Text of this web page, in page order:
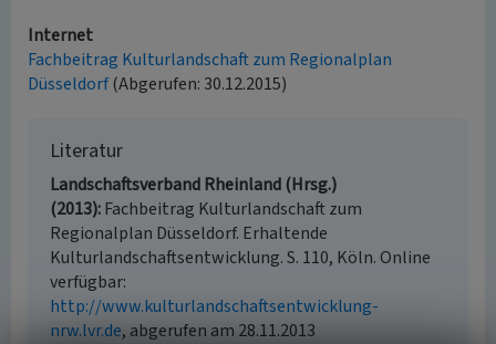
Internet
Fachbeitrag Kulturlandschaft zum Regionalplan
Düsseldorf(Abgerufen: 30.12.2015)
Literatur
Landschaftsverband Rheinland (Hrsg.)
(2013) Fachbeitrag Kulturlandschaft zum
Regionalplan Düsseldorf. Erhaltende
Kulturlandschaftsentwicklung. S. 110, Köln. Online
verfügbar:
http://www.kulturlandschaftsentwicklung-
nrw.lvr.de, abgerufen am 28.11.2013